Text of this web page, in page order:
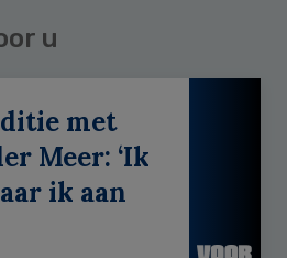
u
met
Meer: ‘Ik
ik aan